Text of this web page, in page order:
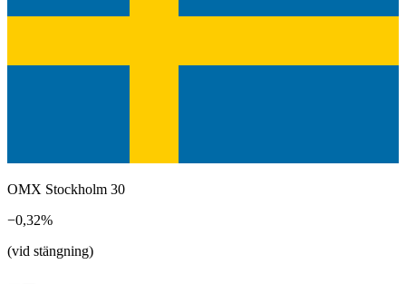
OMX Stockholm 30
−0,32%
(vid stängning)